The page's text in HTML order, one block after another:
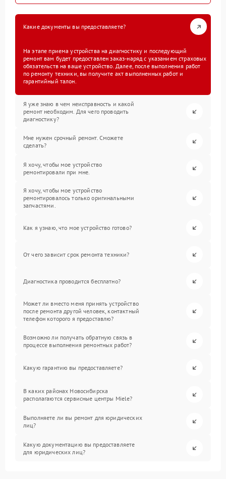
Какие документы вы предоставляете?
На этапе приема устройства на диагностику и последующий
ремонт вам будет предоставлен заказ-наряд с указанием страховых
обязательств на ваше устройство. Далее, после выполнения работ
по ремонту техники, вы получите акт выполненных работ и
гарантийный талон.
Я уже знаю в чем неисправность и какой
ремонт необходим. Для чего проводить
диагностику?
Мне нужен срочный ремонт. Сможете
сделать?
Я хочу, чтобы мое устройство
ремонтировали при мне.
Я хочу, чтобы мое устройство
ремонтировалось только оригинальными
запчастями.
Как я узнаю, что мое устройство готово?
От чего зависит срок ремонта техники?
Диагностика проводится бесплатно?
Может ли вместо меня принять устройство
после ремонта другой человек, контактный
телефон которого я предоставлю?
Возможно ли получать обратную связь в
процессе выполнения ремонтных работ?
Какую гарантию вы предоставляете?
В каких районах Новосибирска
располагаются сервисные центры Miele?
Выполняете ли вы ремонт для юридических
лиц?
Какую документацию вы предоставляете
для юридических лиц?